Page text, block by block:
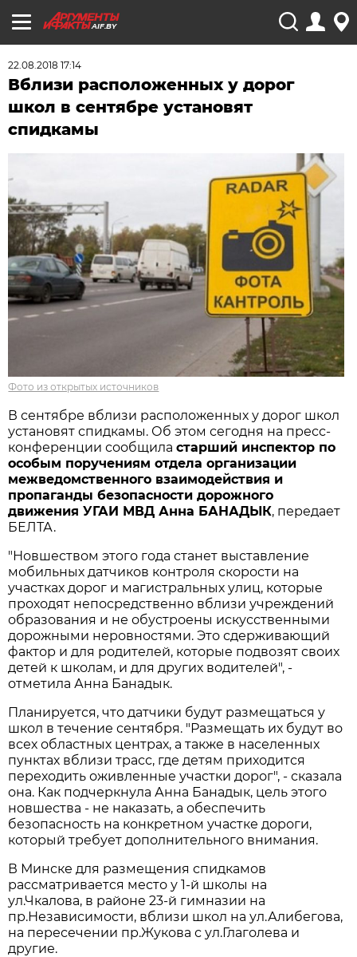
AIF.BY
22.08.2018 17:14
Вблизи расположенных у дорог
школ в сентябре установят
спидкамы
Фото из открытых источников
В сентябре вблизи расположенных у дорог школ
установят спидкамы. Об этом сегодня на пресс-
конференции сообщиластарший инспектор по
особым поручениям отдела организации
межведомственного взаимодействия и
пропаганды безопасности дорожного
движения УГАИ МВД Анна БАНАДЫК, передает
БЕЛТА.
"Новшеством этого года станет выставление
мобильных датчиков контроля скорости на
участках дорог и магистральных улиц, которые
проходят непосредственно вблизи учреждений
образования и не обустроены искусственными
дорожными неровностями. Это сдерживающий
фактор и для родителей, которые подвозят своих
детей к школам, и для других водителей", -
отметила Анна Банадык.
Планируется, что датчики будут размещаться у
школ в течение сентября. "Размещать их будут во
всех областных центрах, а также в населенных
пунктах вблизи трасс, где детям приходится
переходить оживленные участки дорог", - сказала
она. Как подчеркнула Анна Банадык, цель этого
новшества - не наказать, а обеспечить
безопасность на конкретном участке дороги,
который требует дополнительного внимания.
В Минске для размещения спидкамов
рассматривается место у 1-й школы на
ул.Чкалова, в районе 23-й гимназии на
пр.Независимости, вблизи школ на ул.Алибегова,
на пересечении пр.Жукова с ул.Глаголева и
другие.